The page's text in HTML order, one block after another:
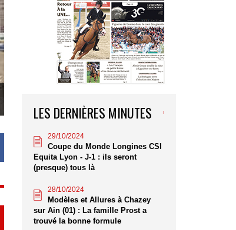
LES DERNIÈRES MINUTES
29/10/2024
Coupe du Monde Longines CSI
Equita Lyon - J-1 : ils seront
(presque) tous là
28/10/2024
Modèles et Allures à Chazey
sur Ain (01) : La famille Prost a
trouvé la bonne formule